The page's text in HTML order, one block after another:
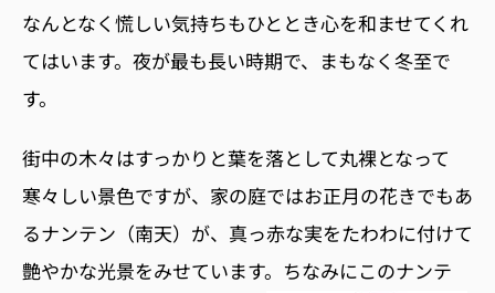
なんとなく慌しい気持ちもひととき心を和ませてくれ
てはいます。夜が最も長い時期で、まもなく冬至で
す。
街中の木々はすっかりと葉を落として丸裸となって
寒々しい景色ですが、家の庭ではお正月の花きでもあ
るナンテン（南天）が、真っ赤な実をたわわに付けて
艶やかな光景をみせています。 ちなみにこのナンテ